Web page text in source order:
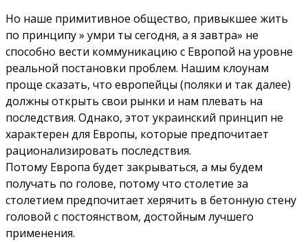
Но наше примитивное общество, привыкшее жить
по принципу » умри ты сегодня, а я завтра» не
способно вести коммуникацию с Европой на уровне
реальной постановки проблем. Нашим клоунам
проще сказать, что европейцы (поляки и так далее)
должны открыть свои рынки и нам плевать на
последствия. Однако, этот украинский принцип не
характерен для Европы, которые предпочитает
рационализировать последствия.
Потому Европа будет закрываться, а мы будем
получать по голове, потому что столетие за
столетием предпочитает херячить в бетонную стену
головой с постоянством, достойным лучшего
применения.